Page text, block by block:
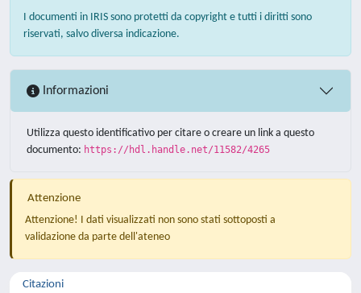
I documenti in IRIS sono protetti da copyright e tutti i diritti sono
riservati, salvo diversa indicazione.
Informazioni
Utilizza questo identificativo per citare o creare un link a questo
documento: https://hdl.handle.net/11582/4265
Attenzione
Attenzione! I dati visualizzati non sono stati sottoposti a
validazione da parte dell'ateneo
Citazioni